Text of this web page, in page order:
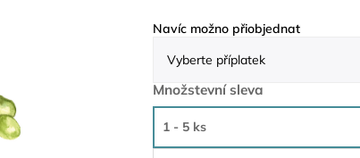
Navíc možno přiobjednat
Množstevní sleva
1 - 5 ks